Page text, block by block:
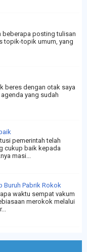
beberapa posting tulisan
topik-topik umum, yang
beres dengan otak saya
agenda yang sudah
pemerintah telah
cukup baik kepada
masi...
Buruh Pabrik Rokok
waktu sempat vakum
merokok melalui